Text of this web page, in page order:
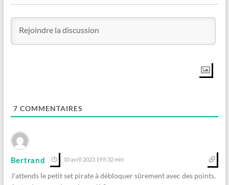
7 COMMENTAIRES
Bertrand 10 avril 2023 19 h 32 min
J’attends le petit set pirate à débloquer sûrement avec des points.